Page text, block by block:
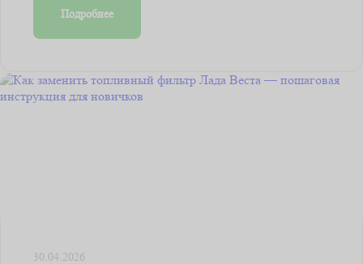
Подробнее
30.04.2026